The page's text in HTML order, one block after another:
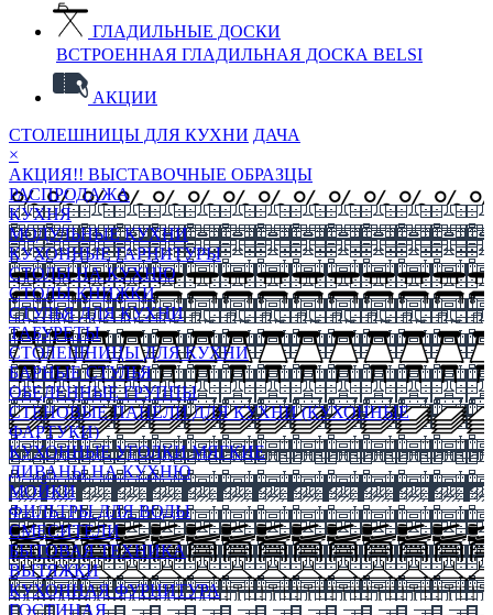
ГЛАДИЛЬНЫЕ ДОСКИ
ВСТРОЕННАЯ ГЛАДИЛЬНАЯ ДОСКА BELSI
АКЦИИ
СТОЛЕШНИЦЫ ДЛЯ КУХНИ ДАЧА
×
АКЦИЯ!! ВЫСТАВОЧНЫЕ ОБРАЗЦЫ
РАСПРОДАЖА
КУХНЯ
МОДУЛЬНЫЕ КУХНИ
КУХОННЫЕ ГАРНИТУРЫ
СТОЛЫ НА КУХНЮ
СТОЛЫ КНИЖКИ
СТУЛЬЯ ДЛЯ КУХНИ
ТАБУРЕТЫ
СТОЛЕШНИЦЫ ДЛЯ КУХНИ
БАРНЫЕ СТУЛЬЯ
ОБЕДЕННЫЕ ГРУППЫ
СТЕНОВЫЕ ПАНЕЛИ ДЛЯ КУХНИ (КУХОННЫЕ
ФАРТУКИ)
КУХОННЫЕ УГОЛКИ МЯГКИЕ
ДИВАНЫ НА КУХНЮ
МОЙКИ
ФИЛЬТРЫ ДЛЯ ВОДЫ
СМЕСИТЕЛИ
БЫТОВАЯ ТЕХНИКА
ВЫТЯЖКИ
КУХОННАЯ ФУРНИТУРА
ГОСТИНАЯ